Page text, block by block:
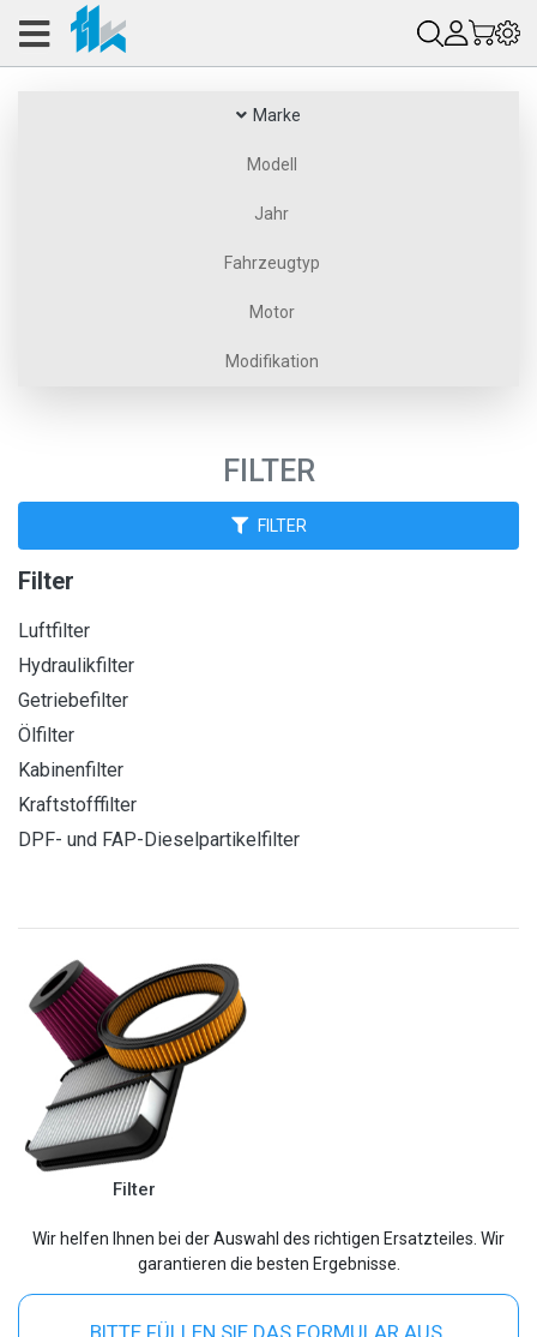
Marke
Modell
Jahr
Fahrzeugtyp
Motor
Modifikation
FILTER
FILTER
Filter
Luftfilter
Hydraulikfilter
Getriebefilter
Ölfilter
Kabinenfilter
Kraftstofffilter
DPF- und FAP-Dieselpartikelfilter
Filter
Wir helfen Ihnen bei der Auswahl des richtigen Ersatzteiles. Wir
garantieren die besten Ergebnisse.
BITTE FÜLLEN SIE DAS FORMULAR AUS.